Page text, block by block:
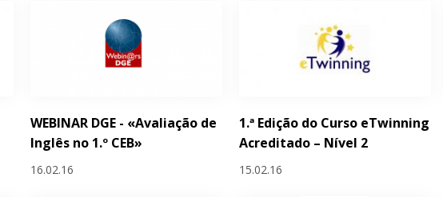
WEBINAR DGE - «Avaliação de
Inglês no 1.º CEB»
16.02.16
1.ª Edição do Curso eTwinning
Acreditado – Nível 2
15.02.16